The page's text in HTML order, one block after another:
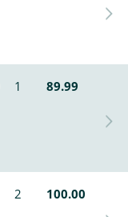
1 89.99
2
100.00